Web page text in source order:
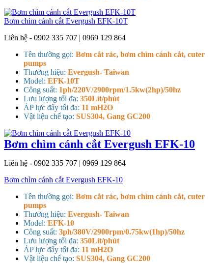
Bơm chìm cánh cắt Evergush EFK-10T
Liên hệ - 0902 335 707 | 0969 129 864
Tên thường gọi: Bơm cắt rác, bơm chìm cánh cắt, cuter
pumps
Thương hiệu: Evergush- Taiwan
Model: EFK-10T
Công suất: 1ph/220V/2900rpm/1.5kw(2hp)/50hz
Lưu lượng tối đa: 350Lít/phút
ÁP lực đẩy tối đa: 11 mH2O
Vật liệu chế tạo: SUS304, Gang GC200
Bơm chìm cánh cắt Evergush EFK-10
Liên hệ - 0902 335 707 | 0969 129 864
Bơm chìm cánh cắt Evergush EFK-10
Tên thường gọi: Bơm cắt rác, bơm chìm cánh cắt, cuter
pumps
Thương hiệu: Evergush- Taiwan
Model: EFK-10
Công suất: 3ph/380V/2900rpm/0.75kw(1hp)/50hz
Lưu lượng tối đa: 350Lít/phút
ÁP lực đẩy tối đa: 11 mH2O
Vật liệu chế tạo: SUS304, Gang GC200